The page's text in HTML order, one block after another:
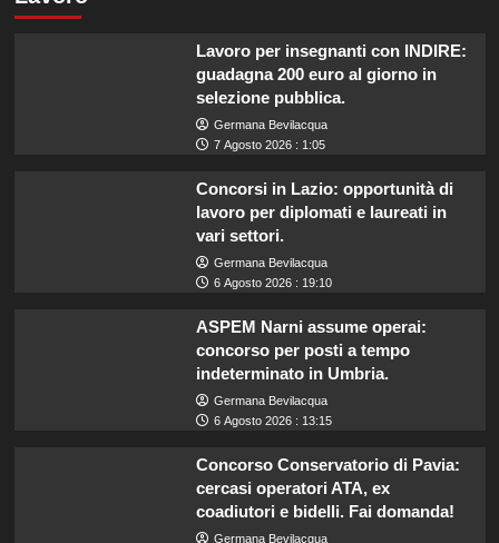
Lavoro per insegnanti con INDIRE:
guadagna 200 euro al giorno in
selezione pubblica.
Germana Bevilacqua
7 Agosto 2026 : 1:05
Concorsi in Lazio: opportunità di
lavoro per diplomati e laureati in
vari settori.
Germana Bevilacqua
6 Agosto 2026 : 19:10
ASPEM Narni assume operai:
concorso per posti a tempo
indeterminato in Umbria.
Germana Bevilacqua
6 Agosto 2026 : 13:15
Concorso Conservatorio di Pavia:
cercasi operatori ATA, ex
coadiutori e bidelli. Fai domanda!
Germana Bevilacqua